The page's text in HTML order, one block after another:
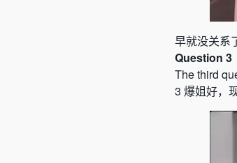
早就没关系
Question 3
The third
3 爆姐好，